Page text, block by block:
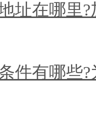
址在哪里
件有哪些